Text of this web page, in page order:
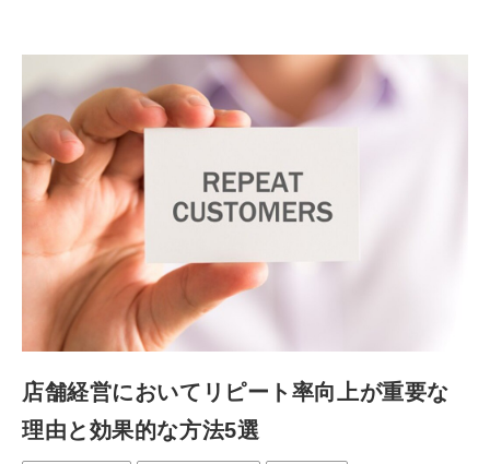
店舗経営においてリピート率向上が重要な
理由と効果的な方法5選